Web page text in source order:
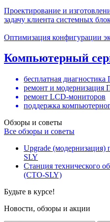
Проектирование и
задачу клиента системных
Оптимизация конфигурации
Компьютерный
бесплатная
ремонт и модернизация
ремонт LCD-мониторов
поддержка
Обзоры и советы
Все обзоры и советы
Upgrade (модернизация)
SLY
Станция технического
(СТО-SLY)
Будьте в курсе!
Новости, обзоры и акции